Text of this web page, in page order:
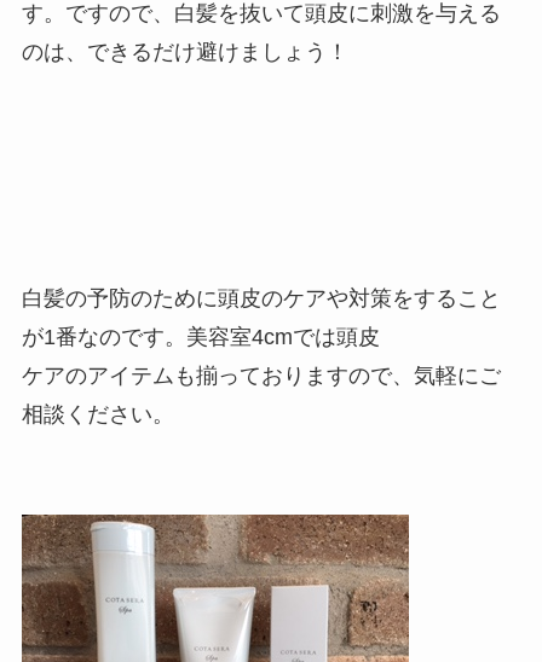
す。ですので、白髪を抜いて頭皮に刺激を与える
のは、できるだけ避けましょう！
白髪の予防のために頭皮のケアや対策をすること
が1番なのです。美容室4cmでは頭皮
ケアのアイテムも揃っておりますので、気軽にご
相談ください。